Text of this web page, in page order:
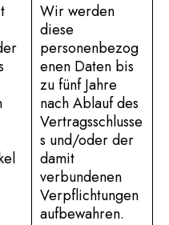
Wir werden
diese
personenbezog
enen Daten bis
zu fünf Jahre
nach Ablauf des
Vertragsschlusse
s und/oder der
damit
verbundenen
Verpflichtungen
aufbewahren.